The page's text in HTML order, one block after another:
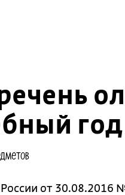
год
от 30.08.2016